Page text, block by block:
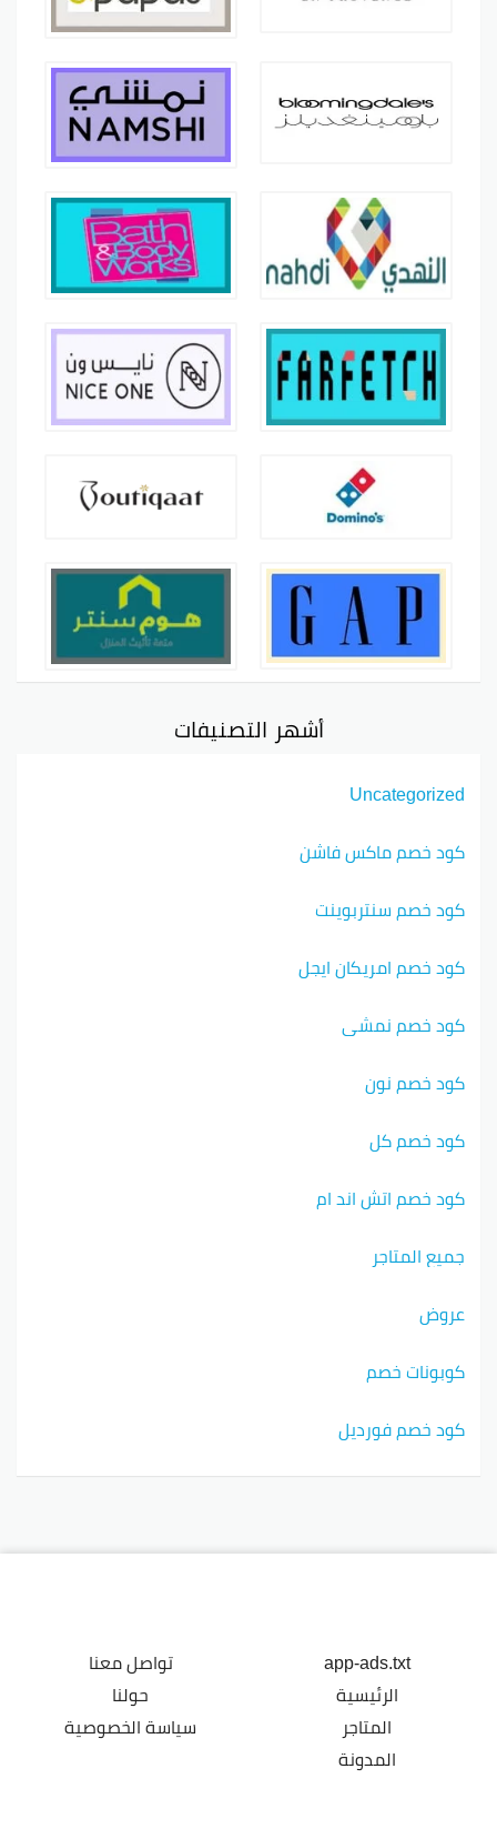
أشهر التصنيفات
Uncategorized
كود خصم ماكس فاشن
كود خصم سنتربوينت
كود خصم امريكان ايجل
كود خصم نمشي
كود خصم نون
كود خصم كل
كود خصم اتش اند ام
جميع المتاجر
عروض
كوبونات خصم
كود خصم فورديل
app-ads.txt
الرئيسية
المتاجر
المدونة
تواصل معنا
حولنا
سياسة الخصوصية